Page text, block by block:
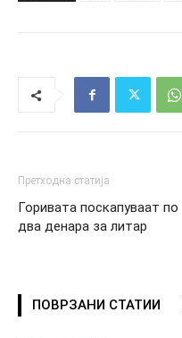
Претходна статија
Горивата поскапуваат по
два денара за литар
ПОВРЗАНИ СТАТИИ